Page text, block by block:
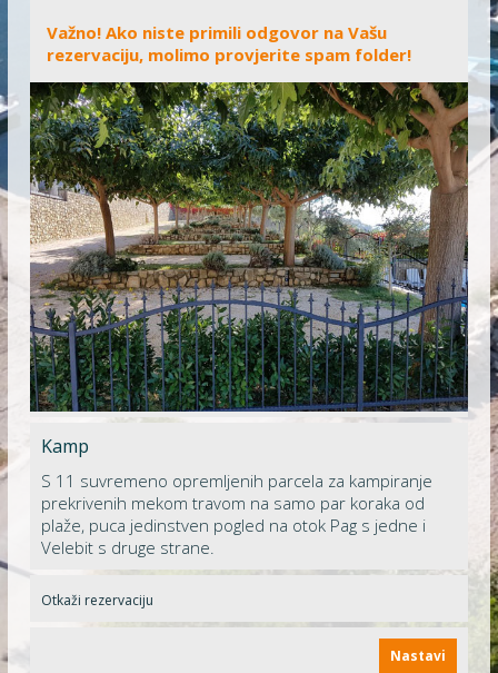
Važno! Ako niste primili odgovor na Vašu
rezervaciju, molimo provjerite spam folder!
Kamp
S 11 suvremeno opremljenih parcela za kampiranje
prekrivenih mekom travom na samo par koraka od
plaže, puca jedinstven pogled na otok Pag s jedne i
Velebit s druge strane.
Otkaži rezervaciju
Nastavi